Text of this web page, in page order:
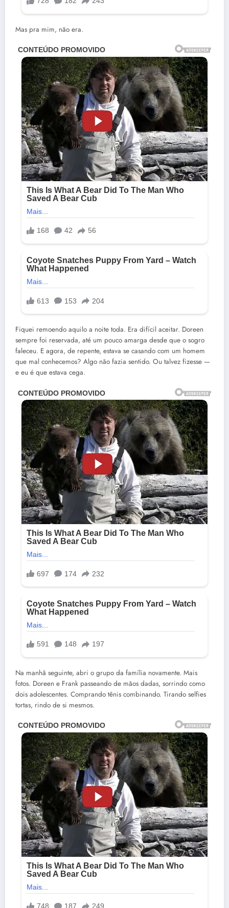
Mas pra mim, não era.
Fiquei remoendo aquilo a noite toda. Era difícil aceitar. Doreen
sempre foi reservada, até um pouco amarga desde que o sogro
faleceu. E agora, de repente, estava se casando com um homem
que mal conhecemos? Algo não fazia sentido. Ou talvez fizesse —
e eu é que estava cega.
Na manhã seguinte, abri o grupo da família novamente. Mais
fotos. Doreen e Frank passeando de mãos dadas, sorrindo como
dois adolescentes. Comprando tênis combinando. Tirando selfies
tortas, rindo de si mesmos.